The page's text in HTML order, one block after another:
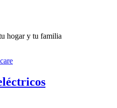
hogar y tu familia